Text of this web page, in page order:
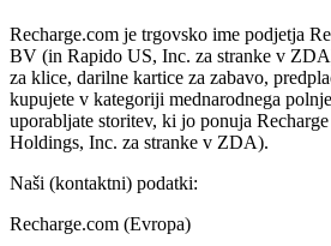
Recharge.com je trgovsko ime podjetja
BV (in Rapido US, Inc. za stranke v
za klice, darilne kartice za zabavo,
kupujete v kategoriji mednarodnega
uporabljate storitev, ki jo ponuja
Holdings, Inc. za stranke v ZDA).
Naši (kontaktni) podatki:
Recharge.com (Evropa)